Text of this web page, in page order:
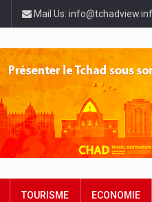
Mail Us:
TOURISME ECONOMIE